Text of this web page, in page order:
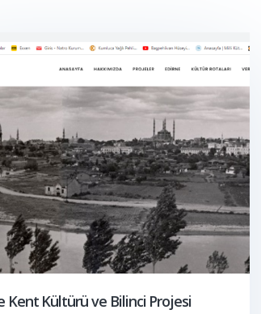
Kent Kültürü ve Bilinci Projesi